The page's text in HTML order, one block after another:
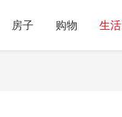
房子 购物 生活